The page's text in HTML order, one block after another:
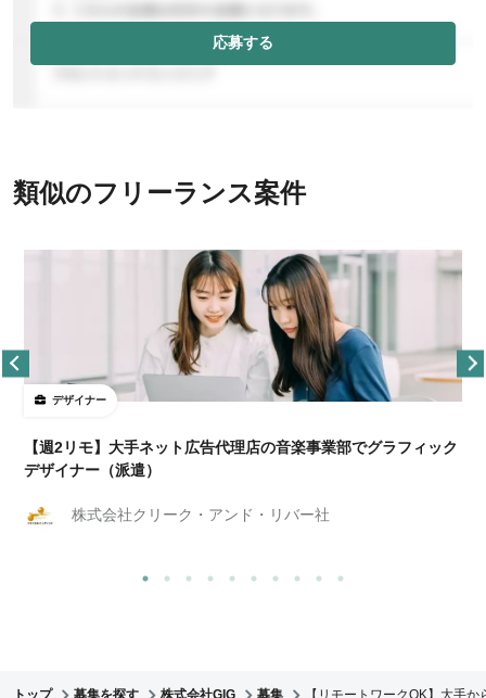
応募する
類似のフリーランス案件
デザイナー
【週2リモ】大手ネット広告代理店の音楽事業部でグラフィック
デザイナー（派遣）
株式会社クリーク・アンド・リバー社
トップ 募集を探す 株式会社GIG 募集 【リモートワークOK】大手